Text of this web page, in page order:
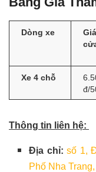
Dòng xe
Xe 4 chỗ
đ/
Thông tin liên hệ:
Địa chỉ: số 1,
Phố Nha